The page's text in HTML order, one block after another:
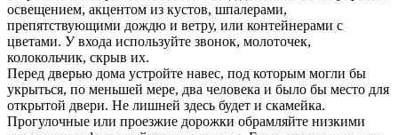
освещением, акцентом из кустов, шпалерами,
препятствующими дождю и ветру, или контейнерами с
цветами. У входа используйте звонок, молоточек,
колокольчик, скрыв их.
Перед дверью дома устройте навес, под которым могли бы
укрыться, по меньшей мере, два человека и было бы место для
открытой двери. Не лишней здесь будет и скамейка.
Прогулочные или проезжие дорожки обрамляйте низкими